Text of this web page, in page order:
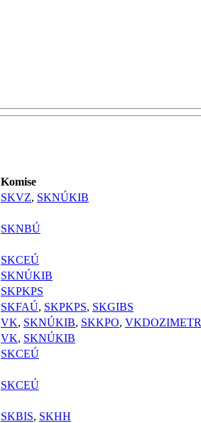
Komise
SKVZ, SKNÚKIB
SKNBÚ
SKCEÚ
SKNÚKIB
SKPKPS
SKFAÚ, SKPKPS, SKGIBS
VK, SKNÚKIB, SKKPO, VKDOZIMETR
VK, SKNÚKIB
SKCEÚ
SKCEÚ
SKBIS, SKHH